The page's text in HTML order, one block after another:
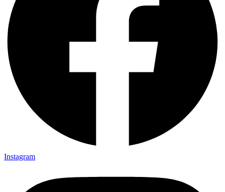
Instagram